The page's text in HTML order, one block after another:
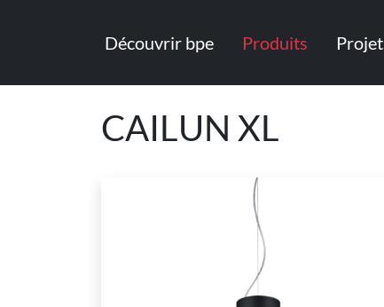
Découvrir bpe Produits
CAILUN XL